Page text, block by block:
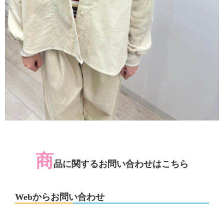
商品に関するお問い合わせはこちら
Webからお問い合わせ